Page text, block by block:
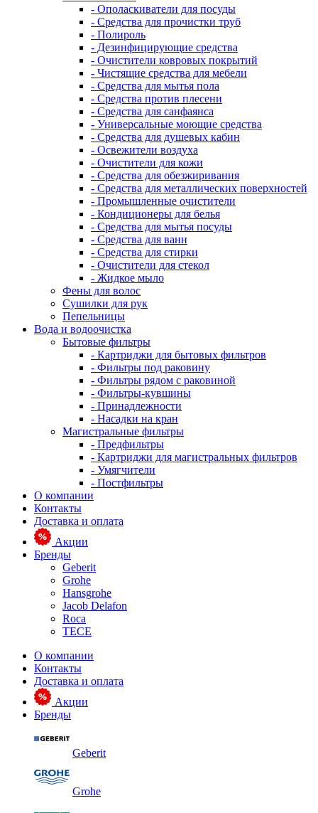
- Ополаскиватели для посуды
- Средства для прочистки труб
- Полироль
- Дезинфицирующие средства
- Очистители ковровых покрытий
- Чистящие средства для мебели
- Средства для мытья пола
- Средства против плесени
- Средства для санфаянса
- Универсальные моющие средства
- Средства для душевых кабин
- Освежители воздуха
- Очистители для кожи
- Средства для обезжиривания
- Средства для металлических поверхностей
- Промышленные очистители
- Кондиционеры для белья
- Средства для мытья посуды
- Средства для ванн
- Средства для стирки
- Очистители для стекол
- Жидкое мыло
Фены для волос
Сушилки для рук
Пепельницы
Вода и водоочистка
Бытовые фильтры
- Картриджи для бытовых фильтров
- Фильтры под раковину
- Фильтры рядом с раковиной
- Фильтры-кувшины
- Принадлежности
- Насадки на кран
Магистральные фильтры
- Предфильтры
- Картриджи для магистральных фильтров
- Умягчители
- Постфильтры
О компании
Контакты
Доставка и оплата
Акции
Бренды
Geberit
Grohe
Hansgrohe
Jacob Delafon
Roca
TECE
О компании
Контакты
Доставка и оплата
Акции
Бренды
Geberit
Grohe